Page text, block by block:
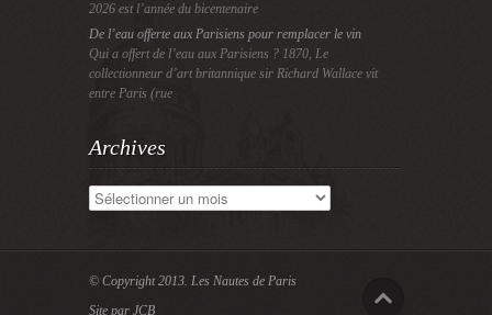
2026 est l’année du bicentenaire
De l’eau offerte aux Parisiens pour remplacer le vin
Qui a offert de l’eau aux Parisiens ? 1870, Le
collectionneur d’art britannique sir Richard Wallace vit
entre Paris (rue
Archives
Archives
© Copyright 2013. Les Nautes de Paris
Site par JCB